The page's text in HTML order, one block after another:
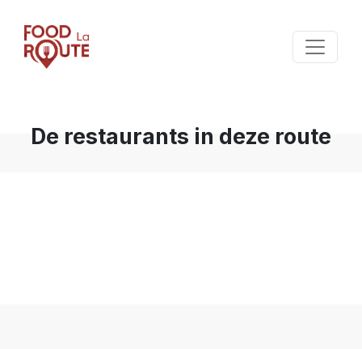
De restaurants in deze route